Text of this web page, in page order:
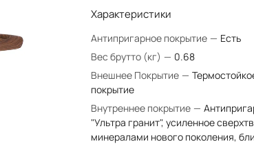
Характеристики
Антипригарное покрытие — Есть
Вес брутто (кг) — 0.68
Внешнее Покрытие —
покрытие
Внутреннее покрытие —
"Ультра гранит", усиленное
минералами нового поколения,